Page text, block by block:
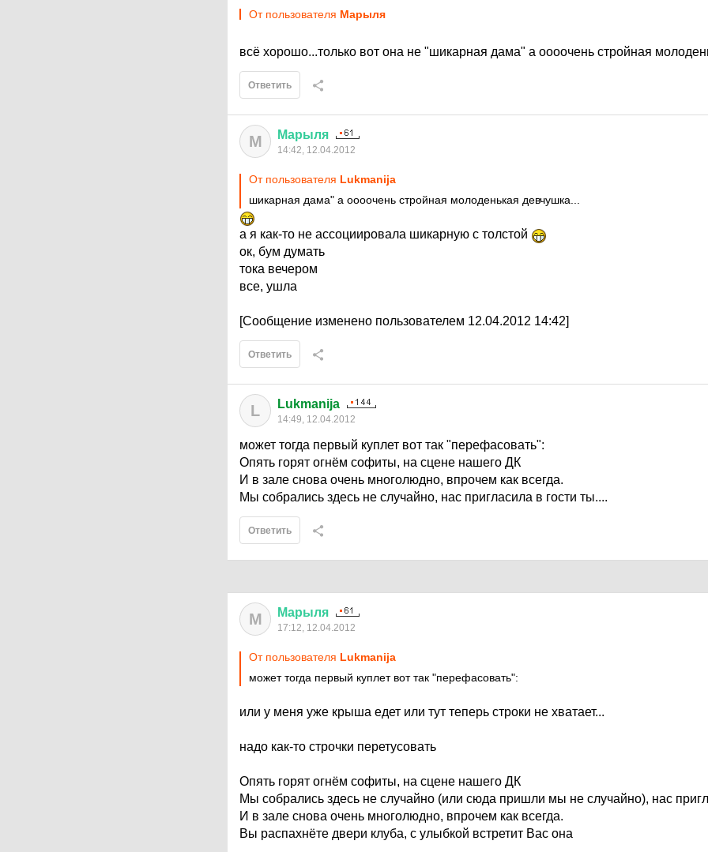
От пользователя Марыля
всё хорошо...только вот она не "шикарная дама" а оооочень стройная
Ответить
М Марыля
14:42, 12.04.2012
От пользователя Lukmanija
шикарная дама" а оооочень стройная молоденькая девчушка...
а я как-то не ассоциировала шикарную с толстой
ок, бум думать
тока вечером
все, ушла
[Сообщение изменено пользователем 12.04.2012 14:42]
Ответить
L Lukmanija
14:49, 12.04.2012
может тогда первый куплет вот так "перефасовать":
Опять горят огнём софиты, на сцене нашего ДК
И в зале снова очень многолюдно, впрочем как всегда.
Мы собрались здесь не случайно, нас пригласила в гости ты....
Ответить
М Марыля
17:12, 12.04.2012
От пользователя Lukmanija
может тогда первый куплет вот так "перефасовать":
или у меня уже крыша едет или тут теперь строки не хватает...
надо как-то строчки перетусовать
Опять горят огнём софиты, на сцене нашего ДК
Мы собрались здесь не случайно (или сюда пришли мы не случайно), нас
И в зале снова очень многолюдно, впрочем как всегда.
Вы распахнёте двери клуба, с улыбкой встретит Вас она